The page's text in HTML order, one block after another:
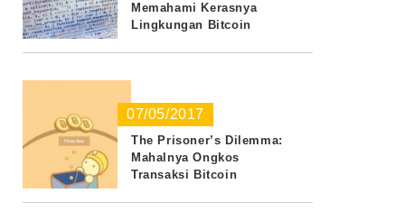
Memahami Kerasnya
Lingkungan Bitcoin
07/05/2017
The Prisoner’s Dilemma:
Mahalnya Ongkos
Transaksi Bitcoin